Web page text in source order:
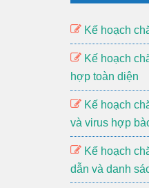
Kế hoạch
Kế hoạch
hợp toàn diện
Kế hoạch
và virus hợp
Kế hoạch
dẫn và danh